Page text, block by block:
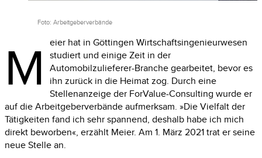
Foto: Arbeitgeberverbände
M
eier hat in Göttingen Wirtschaftsingenieurwesen
studiert und einige Zeit in der
Automobilzulieferer-Branche gearbeitet, bevor es
ihn zurück in die Heimat zog. Durch eine
Stellenanzeige der ForValue-Consulting wurde er
auf die Arbeitgeberverbände aufmerksam. »DieVielfalt der
Tätig­keiten fand ich sehr spannend, deshalb habe ich mich
direkt beworben«, erzählt Meier. Am 1. März 2021 trat er seine
neueStelle an.